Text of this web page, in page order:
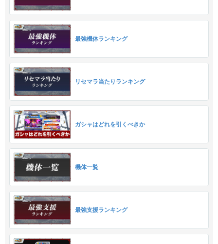
最強機体ランキング
リセマラ当たりランキング
ガシャはどれを引くべきか
機体一覧
最強支援ランキング